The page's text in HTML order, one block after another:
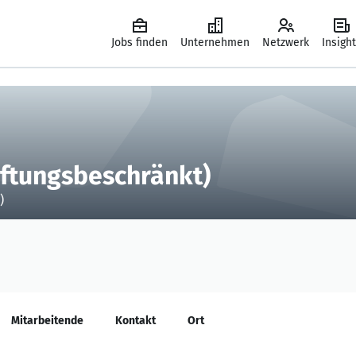
Jobs finden Unternehmen Netzwerk
Mitarbeitende Kontakt Ort